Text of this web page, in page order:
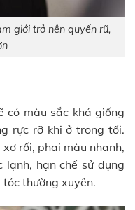
giới trở nên quyến rũ,
có màu sắc khá giống
rực rỡ khi ở trong tối.
rối, phai màu nhanh,
hạn chế sử dụng
thường xuyên.